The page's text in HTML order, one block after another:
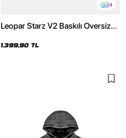
4
Leopar Starz V2 Baskılı Oversize
Hoodie
1.399,90 TL